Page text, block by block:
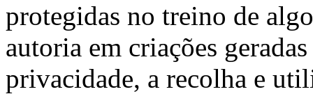
protegidas no treino de
autoria em criações
privacidade, a recolha e